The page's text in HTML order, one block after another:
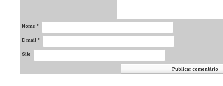
Nome *
E-mail *
Site